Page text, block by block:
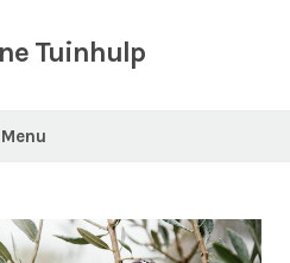
Tuinhulp
Menu